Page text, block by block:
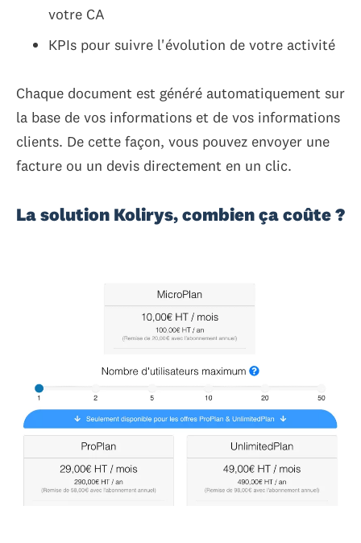
votre CA
KPIs pour suivre l'évolution de votre activité
Chaque document est généré automatiquement sur
la base de vos informations et de vos informations
clients. De cette façon, vous pouvez envoyer une
facture ou un devis directement en un clic.
La solution Kolirys, combien ça coûte ?